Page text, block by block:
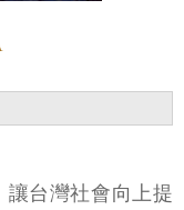
台灣社會向上提